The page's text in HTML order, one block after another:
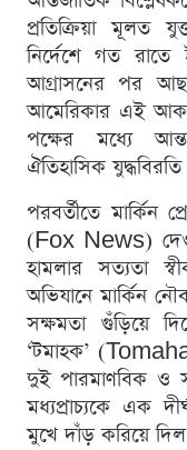
প্রতিক্রিয়া মূলত
নির্দেশে গত
আগ্রাসনের পর
আমেরিকার এই
পক্ষের মধ্যে
ঐতিহাসিক
পরবর্তীতে মার্কিন
(Fox News)
হামলার সত্যতা
অভিযানে মার্কিন
সক্ষমতা গুঁড়িয়ে
‘টমাহক’
দুই পারমাণবিক ও
মধ্যপ্রাচ্যকে এক
মুখে দাঁড় করিয়ে